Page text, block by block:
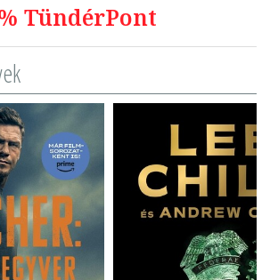
TündérPont